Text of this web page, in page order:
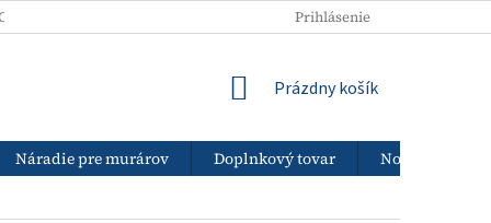
PODMIENKY PODMIENKY OCHRANY OSOBNÝCH ÚDAJOV
Prihlásenie
NÁKUPNÝ
Prázdny košík
Náradie pre murárov Doplnkový tovar
Nový tovar